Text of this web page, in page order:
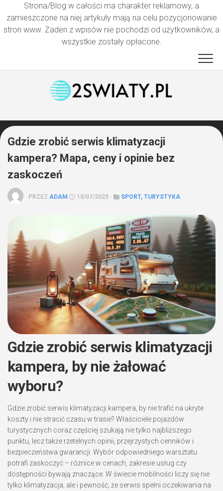
Strona/Blog w całości ma charakter reklamowy, a
zamieszczone na niej artykuły mają na celu pozycjonowanie
stron www. Żaden z wpisów nie pochodzi od użytkowników, a
wszystkie zostały opłacone.
Gdzie zrobić serwis klimatyzacji
kampera? Mapa, ceny i opinie bez
zaskoczeń
PRZEZ ADAM 10/07/2025 · SPORT, TURYSTYKA
Gdzie zrobić serwis klimatyzacji
kampera, by nie żałować
wyboru?
Gdzie zrobić serwis klimatyzacji kampera, by nie trafić na ukryte
koszty i nie stracić czasu w trasie? Właściciele pojazdów
turystycznych coraz częściej szukają nie tylko najbliższego
punktu, lecz także rzetelnych opinii, przejrzystych cenników i
bezpieczeństwa gwarancji. Wybór odpowiedniego warsztatu
potrafi zaskoczyć – różnice w cenach, zakresie usług czy
dostępności bywają znaczące. W świecie mobilności liczy się nie
tylko klimatyzacja, ale i pewność, że serwis spełni oczekiwania na